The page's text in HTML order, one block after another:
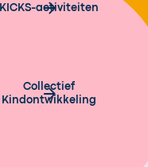
KICKS-activiteiten
Collectief
Kindontwikkeling